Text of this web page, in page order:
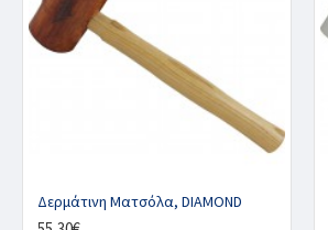
Δερμάτινη Ματσόλα, DIAMOND